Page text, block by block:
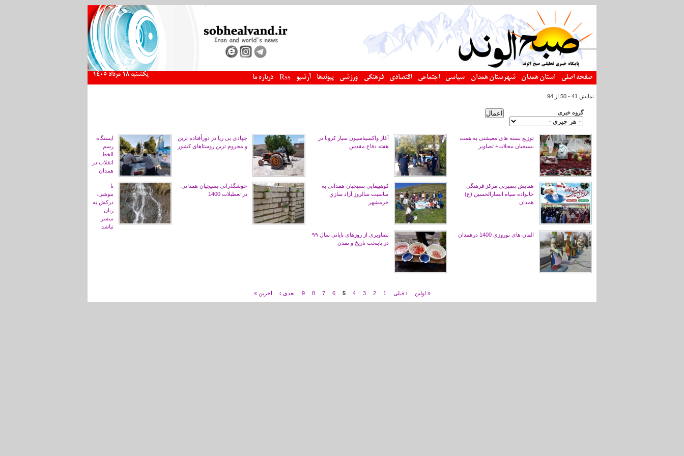
صفحه اصلی استان همدان شهرستان همدان سیاسی اجتماعی اقتصادی فرهنگی ورزشی پیوندها آرشیو Rss درباره ما يكشنبه 18 مرداد 1405
نمایش 41 - 50 از 94
گروه خبری
توزیع بسته های معیشتی به همت
بسیجیان محلات+ تصاویر
آغاز واکسیناسیون سیار کرونا در
هفته دفاع مقدس
جهادی بی ریا در دوراُفتاده ترین
و محروم ترین روستاهای کشور
ایستگاه
رسم
الخط
انقلاب در
همدان
همایش بصیرتی مرکز فرهنگی
خانواده سپاه انصارالحسین (ع)
همدان
كوهپيمايي بسیجیان همدانی به
مناسبت سالروز آزاد سازي
خرمشهر
خوشگذرانی بسیجیان همدانی
در تعطیلات 1400
تا
ننوشی،
درکش به
زبان
میسر
نباشد
المان های نوروزی 1400 درهمدان
تصاویری از روزهای پایانی سال ۹۹
در پایتخت تاریخ و تمدن
« اولین ‹ قبلی 1
2
3
4
5
6
7
8
9 بعدی › اخرین »